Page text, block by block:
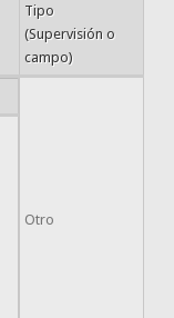
Tipo
(Supervisión o
campo)
Otro